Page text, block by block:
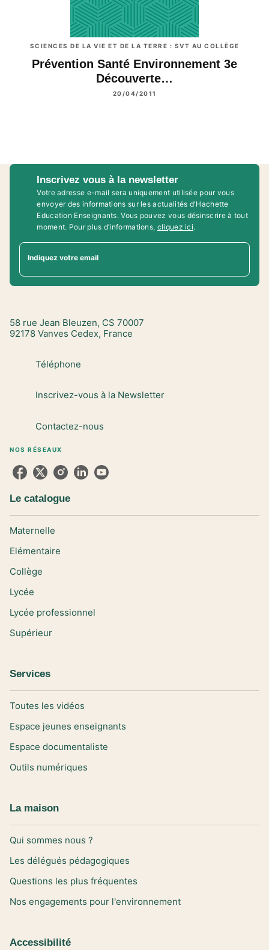
SCIENCES DE LA VIE ET DE LA TERRE : SVT AU COLLÈGE
Prévention Santé Environnement 3e
Découverte…
20/04/2011
Inscrivez vous à la newsletter
Votre adresse e-mail sera uniquement utilisée pour vous
envoyer des informations sur les actualités d'Hachette
Education Enseignants. Vous pouvez vous désinscrire à tout
moment. Pour plus d’informations, cliquez ici.
Indiquez votre email
58 rue Jean Bleuzen, CS 70007
92178 Vanves Cedex, France
Téléphone
Inscrivez-vous à la Newsletter
Contactez-nous
NOS RÉSEAUX
Le catalogue
Maternelle
Elémentaire
Collège
Lycée
Lycée professionnel
Supérieur
Services
Toutes les vidéos
Espace jeunes enseignants
Espace documentaliste
Outils numériques
La maison
Qui sommes nous ?
Les délégués pédagogiques
Questions les plus fréquentes
Nos engagements pour l'environnement
Accessibilité